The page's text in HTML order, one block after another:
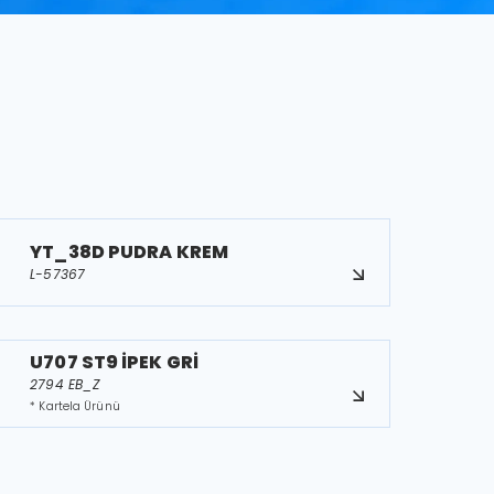
YT_38D PUDRA KREM
L-57367
U707 ST9 İPEK GRİ
2794 EB_Z
* Kartela Ürünü